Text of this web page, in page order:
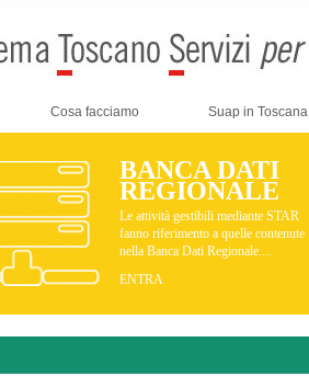
Cosa facciamo Suap in Toscana
BANCA DATI
REGIONALE
Le attività gestibili mediante STAR
fanno riferimento a quelle contenute
nella Banca Dati Regionale....
ENTRA